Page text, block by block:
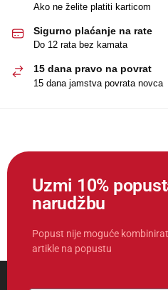
Ako ne želite platiti karticom
Sigurno plaćanje na rate
Do 12 rata bez kamata
15 dana pravo na povrat
15 dana jamstva povrata novca
Uzmi 10%
narudžbu
Popust nije moguće
artikle na popustu